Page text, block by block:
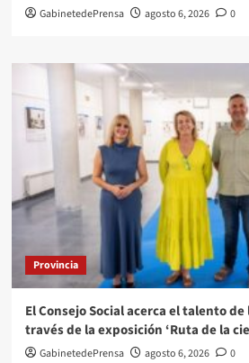
GabinetedePrensa agosto 6, 2026 0
Provincia
El Consejo Social acerca el talento de
través de la exposición ‘Ruta de la
GabinetedePrensa agosto 6, 2026 0